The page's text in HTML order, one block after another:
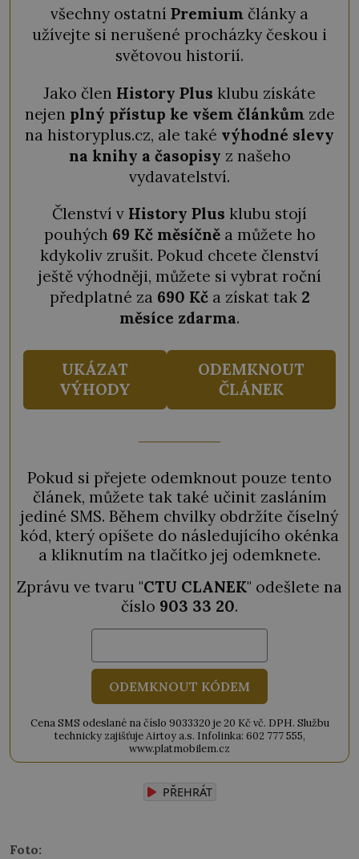
všechny ostatní Premium články a
užívejte si nerušené procházky českou i
světovou historií.
Jako člen History Plus klubu získáte
nejen plný přístup ke všem článkům zde
na historyplus.cz, ale také výhodné slevy
na knihy a časopisy z našeho
vydavatelství.
Členství v History Plus klubu stojí
pouhých 69 Kč měsíčněa můžete ho
kdykoliv zrušit. Pokud chcete členství
ještě výhodněji, můžete si vybrat roční
předplatné za 690 Kča získat tak 2
měsíce zdarma.
UKÁZAT
VÝHODY
ODEMKNOUT
ČLÁNEK
Pokud si přejete odemknout pouze tento
článek, můžete tak také učinit zasláním
jediné SMS. Během chvilky obdržíte číselný
kód, který opíšete do následujícího okénka
a kliknutím na tlačítko jej odemknete.
Zprávu ve tvaru "CTU CLANEK" odešlete na
číslo 903 33 20.
ODEMKNOUT KÓDEM
Cena SMS odeslané na číslo 9033320 je 20 Kč vč. DPH. Službu
technicky zajišťuje Airtoy a.s. Infolinka: 602 777 555,
www.platmobilem.cz
PŘEHRÁT
Foto: